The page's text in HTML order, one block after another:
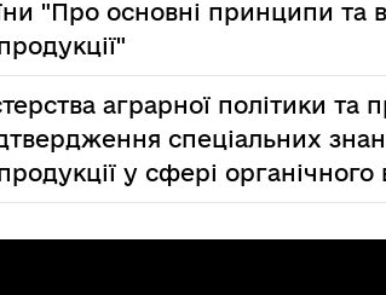
"Про основні принципи та
аграрної політики
спеціальних
у сфері